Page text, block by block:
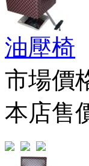
油壓椅
市場價
本店售